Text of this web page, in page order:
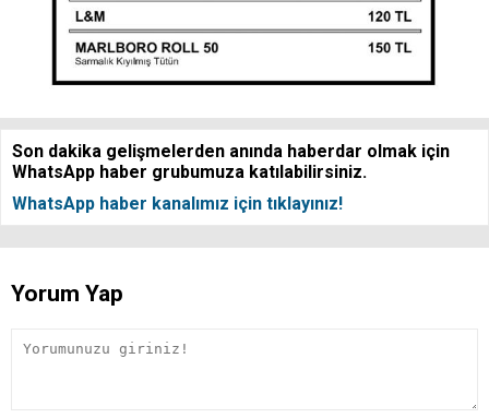
Son dakika gelişmelerden anında haberdar olmak için
WhatsApp haber grubumuza katılabilirsiniz.
WhatsApp haber kanalımız için tıklayınız!
Yorum Yap